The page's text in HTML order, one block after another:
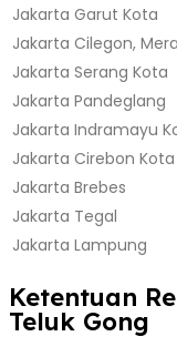
Jakarta Garut Kota
Jakarta Cilegon,
Jakarta Serang Kota
Jakarta Pandeglang
Jakarta Indramayu
Jakarta Cirebon Kota
Jakarta Brebes
Jakarta Tegal
Jakarta Lampung
Ketentuan
Teluk Gong